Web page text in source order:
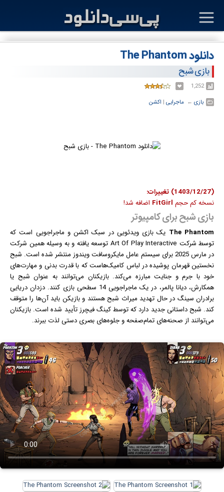
دانلود The Phantom
بازی شبح
1,252
بازی ← ‏ ماجرایی ‏| اکشن
(1403/12/27) تغییرات:
نسخه کم حجم FitGirl اضافه شد!
بازی شبح برای کامپیوتر
The Phantom یک بازی ویدئویی در سبک اکشن و ماجراجویی است که
توسط شرکت Art Of Play Interactive توسعه یافته و به وسیله همین شرکت
در مارس 2025 برای سیستم عامل مایکروسافت
ویندوز منتشر شده است. شبح
نخستین قهرمان پوشیده در لباس کامیک‌هاست که با قدرت بدنی و مهارت‌های
خود با جرم و جنایت مبارزه می‌کند. بازیکنان می‌توانند به عنوان شبح یا
همکارش، دیانا پالمر، در یک ماجراجویی 14 سطحی بازی کنند. دزدان دریایی
برادران سینگ در حال تهدید میراث شبح هستند و بازیکن باید آن‌ها را متوقف
کند. شبح داستانی جدید دارد که توسط کینگ فیچرز تأیید شده است. بازیکنان
می‌توانند از صحنه‌های تمام‌صفحه و جلوه‌های بصری دستی لذت ببرند.